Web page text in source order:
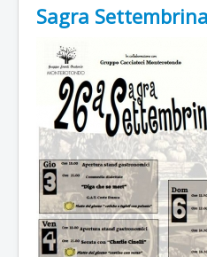
Sagra Settembrina